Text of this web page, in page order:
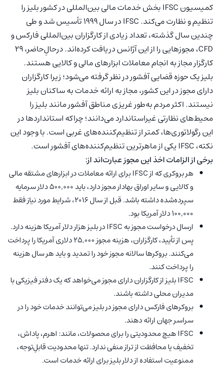
کمیسیون IFSC بخش خدمات مالی بین‌المللی در کشور بلیز را
تنظیم و نظارت می‌کند. IFSC در سال ۱۹۹۹ تأسیس شد و طی
چندین سال گذشته، تعداد زیادی از کارگزاران بین‌المللی فارکس و
CFD، مجوز‌هایی را از این آژانس دریافت کرده‌اند. درحالِ‌حاضر، ۲۹
کارگزار مجاز به انجام معاملات ابزار‌های مالی و کالایی هستند.
بلیز یک حوزه قضایی آفشور در نظر گرفته می‌شود؛ زیرا کارگزاران
دارای مجوز در این کشور، مجاز به ارائه خدمات به ساکنان بلیز
نیستند. اکثر مردم به‌طور غریزی مناطق آفشور مانند بلیز را
محیط‌های نظارتی غیراستاندارد می‌دانند؛ چراکه استاندارد‌ها در
این رگولاتوری‌ها، کمتر از تنظیم‌کننده‌های غربی است. با وجود این
نکته، IFSC یکی از ماهرترین تنظیم‌کننده‌های آفشور است.
برخی از الزامات اخذ این مجوز عبارت‌اند از:
هر بروکری که از IFSC برای ارائه معاملات در ابزار‌های مشتقه مالی
و کالایی و سایر اوراق بهادار مجوز دارد، باید ۵۰۰,۰۰۰ دلار سرمایه
سپرده‌شده داشته باشد. قبل از سال ۲۰۱۶، شرایط مورد نیاز فقط
۱۰۰,۰۰۰ دلار آمریکا بود.
ارسال درخواست مجوز به IFSC در بلیز هزار دلار آمریکا هزینه دارد.
پس از تأیید، کارگزاران، هزینه مجوز ۲۵,۰۰۰ دلاری آمریکا را پرداخت
می‌کنند. بروکرها سالانه مجوز خود را تمدید و باید هر سال هزینه
را پرداخت کنند.
IFSC بلیز از کارگزاران دارای مجوز می‌خواهد که یک دفتر فیزیکی با
مدیران محلی داشته باشند.
بروکرهای فارکس دارای مجوز در بلیز می‌توانند خدمات خود را در
سراسر جهان ارائه دهند.
IFSC هیچ محدودیتی را برای محصولات، مانند: اهرم، پاداش،
تخفیف یا محافظت از تراز منفی ندارد. تنها محدودیت قابلِ‌توجه،
ممنوعیت استفاده از دلار بلیز برای ارائه خدمات است.